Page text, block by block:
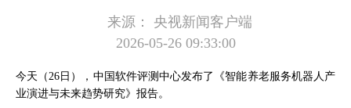
来源：
央视新闻客户端
2026-05-26 09:33:00
今天（26日），中国软件评测中心发布了《智能养老服务机器人产
业演进与未来趋势研究》报告。